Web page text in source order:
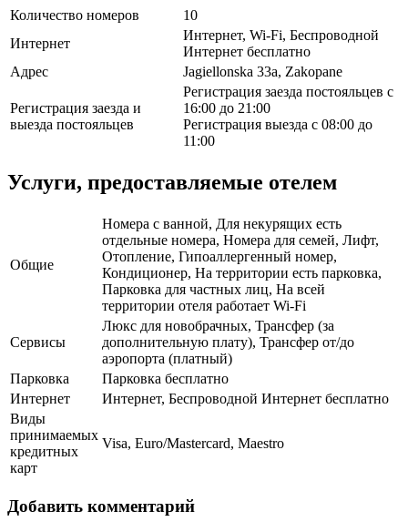
Количество номеров
10
Интернет
Интернет, Wi-Fi, Беспроводной
Интернет бесплатно
Адрес
Jagiellonska 33a, Zakopane
Регистрация заезда и
выезда постояльцев
Регистрация заезда постояльцев с
16:00 до 21:00
Регистрация выезда с 08:00 до
11:00
Услуги, предоставляемые отелем
Общие
Номера с ванной, Для некурящих есть
отдельные номера, Номера для семей, Лифт,
Отопление, Гипоаллергенный номер,
Кондиционер, На территории есть парковка,
Парковка для частных лиц, На всей
территории отеля работает Wi-Fi
Сервисы
Люкс для новобрачных, Трансфер (за
дополнительную плату), Трансфер от/до
аэропорта (платный)
Парковка
Парковка бесплатно
Интернет
Интернет, Беспроводной Интернет бесплатно
Виды
принимаемых
кредитных
карт
Visa, Euro/Mastercard, Maestro
Добавить комментарий